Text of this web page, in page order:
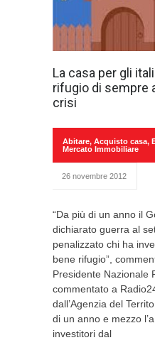
La casa per gli
rifugio di sempre
crisi
Abitare, Acquisto casa,
Mercato Immobiliare
26 novembre 2012
“Da più di un anno il
dichiarato guerra al
penalizzato chi ha
bene rifugio”,
Presidente Nazionale
commentato a
dall’Agenzia del
di un anno e mezzo
investitori dal